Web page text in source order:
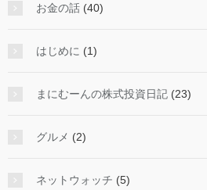
お金の話 (40)
はじめに (1)
まにむーんの株式投資日記 (23)
グルメ (2)
ネットウォッチ (5)